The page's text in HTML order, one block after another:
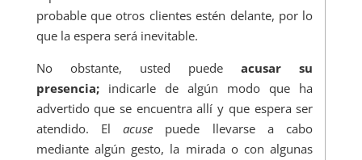
probable que otros clientes estén delante, por lo
que la espera será inevitable.
No obstante, usted puedeacusar su
presencia;indicarle de algún modo que ha
advertido que se encuentra allí y que espera ser
atendido. Elacuse puede llevarse a cabo
mediante algún gesto, la mirada o con algunas